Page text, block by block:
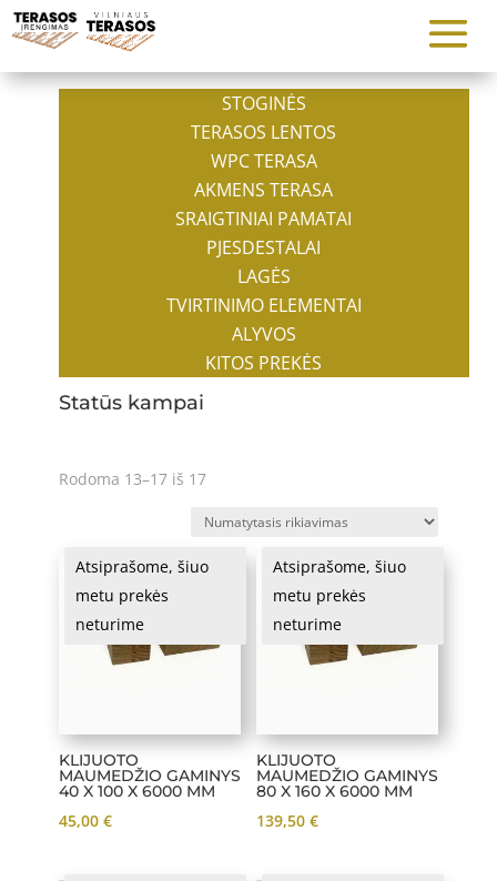
STOGINĖS
TERASOS LENTOS
WPC TERASA
AKMENS TERASA
SRAIGTINIAI PAMATAI
PJESDESTALAI
LAGĖS
TVIRTINIMO ELEMENTAI
ALYVOS
KITOS PREKĖS
Statūs kampai
Rodoma 13–17 iš 17
Atsiprašome, šiuo
metu prekės
neturime
KLIJUOTO
MAUMEDŽIO GAMINYS
40 X 100 X 6000 MM
45,00 €
Atsiprašome, šiuo
metu prekės
neturime
KLIJUOTO
MAUMEDŽIO GAMINYS
80 X 160 X 6000 MM
139,50 €